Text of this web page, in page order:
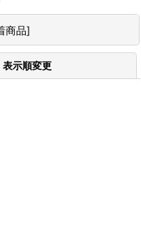
商品]
表示順変更